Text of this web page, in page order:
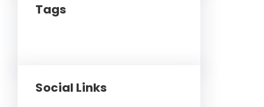
Tags
Social Links